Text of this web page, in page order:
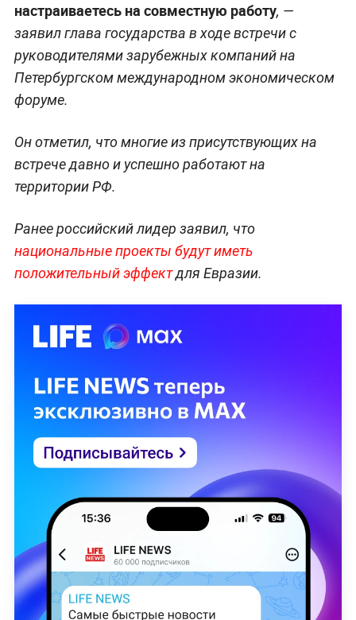
настраиваетесь на совместную работу, —
заявил глава государства в ходе встречи с
руководителями зарубежных компаний на
Петербургском международном экономическом
форуме.
Он отметил, что многие из присутствующих на
встрече давно и успешно работают на
территории РФ.
Ранее российский лидер заявил, что
национальные проекты будут иметь
положительный эффектдля Евразии.